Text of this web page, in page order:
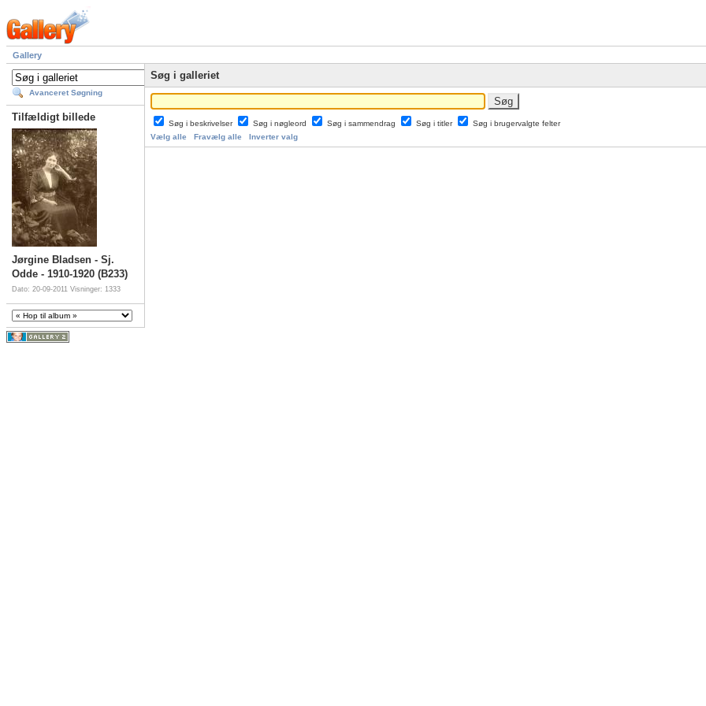
Gallery
Avanceret Søgning
Tilfældigt billede
Jørgine Bladsen - Sj.
Odde - 1910-1920 (B233)
Dato: 20-09-2011 Visninger: 1333
Søg i galleriet
Søg i beskrivelser Søg i nøgleord Søg i sammendrag Søg i titler
Søg i brugervalgte felter
Vælg alle
Fravælg alle Inverter valg